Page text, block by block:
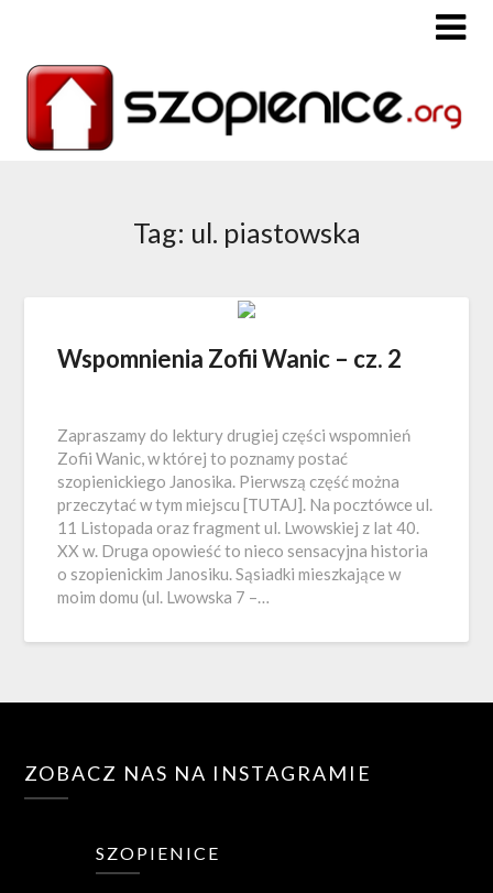
Tag: ul. piastowska
Wspomnienia Zofii Wanic – cz. 2
Zapraszamy do lektury drugiej części wspomnień
Zofii Wanic, w której to poznamy postać
szopienickiego Janosika. Pierwszą część można
przeczytać w tym miejscu [TUTAJ]. Na pocztówce ul.
11 Listopada oraz fragment ul. Lwowskiej z lat 40.
XX w. Druga opowieść to nieco sensacyjna historia
o szopienickim Janosiku. Sąsiadki mieszkające w
moim domu (ul. Lwowska 7 –…
ZOBACZ NAS NA INSTAGRAMIE
SZOPIENICE